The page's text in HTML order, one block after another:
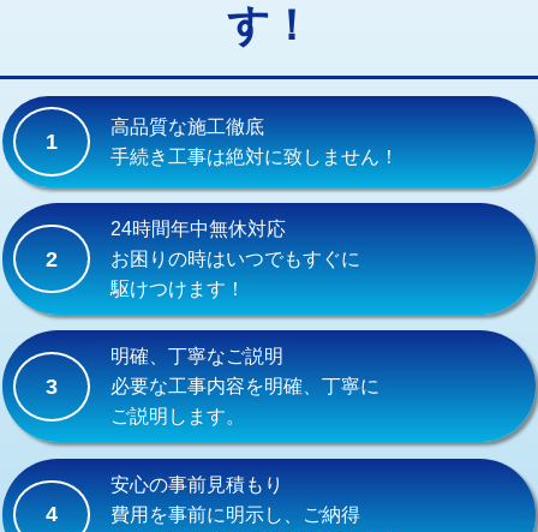
交換・取付(単水栓（壁付・デッキ
式）)
13,200円+材料費
交換・取付(混合水栓（壁付・デッキ
式・ワンホール）)
16,500円+材料費
交換・取付(排水栓・排水トラップ
（P/S/ポップアップ））
交換・取付（その他部品）
持込商品取付（単水栓）
持込商品取付（混合水栓） 16,500円
持込商品取付（浄水器・分岐水栓） 16,500円
給水管工事※（ホール加工)
す！
1
高品質な施工徹底
手続き工事は絶対に致しません！
2
24時間年中無休対応
お困りの時はいつでもすぐに
駆けつけます！
3
明確、丁寧なご説明
必要な工事内容を明確、丁寧に
ご説明します。
4
安心の事前見積もり
費用を事前に明示し、ご納得